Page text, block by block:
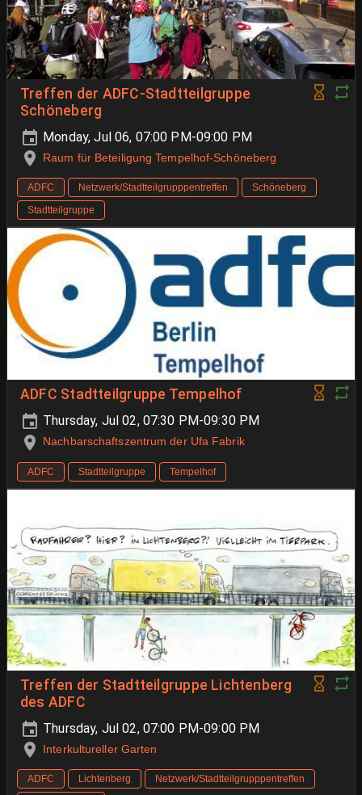
Treffen der ADFC-Stadtteilgruppe
Schöneberg
Monday, Jul 06, 07:00 PM-09:00 PM
Raum für Beteiligung Tempelhof-Schöneberg
ADFC Netzwerk/Stadtteilgrupppentreffen
Schöneberg
Stadtteilgruppe
ADFC Stadtteilgruppe Tempelhof
Thursday, Jul 02, 07:30 PM-09:30 PM
Nachbarschaftszentrum der Ufa Fabrik
ADFC Stadtteilgruppe Tempelhof
Treffen der Stadtteilgruppe Lichtenberg
des ADFC
Thursday, Jul 02, 07:00 PM-09:00 PM
Interkultureller Garten
ADFC Lichtenberg
Netzwerk/Stadtteilgrupppentreffen